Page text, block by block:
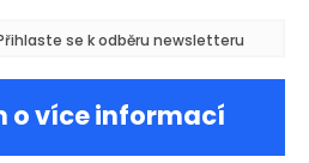
se k odběru newsletteru
o více informací